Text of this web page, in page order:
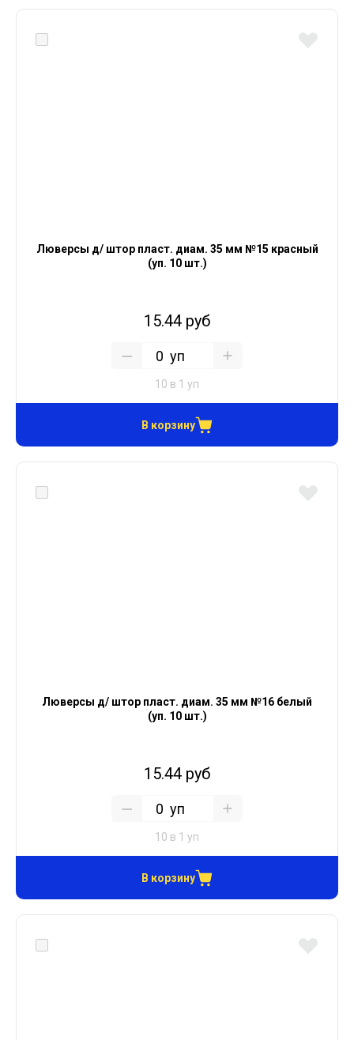
Люверсы д/ штор пласт. диам. 35 мм №15 красный
(уп. 10 шт.)
15.44 руб
уп
10 в 1 уп
В корзину
Люверсы д/ штор пласт. диам. 35 мм №16 белый
(уп. 10 шт.)
15.44 руб
уп
10 в 1 уп
В корзину